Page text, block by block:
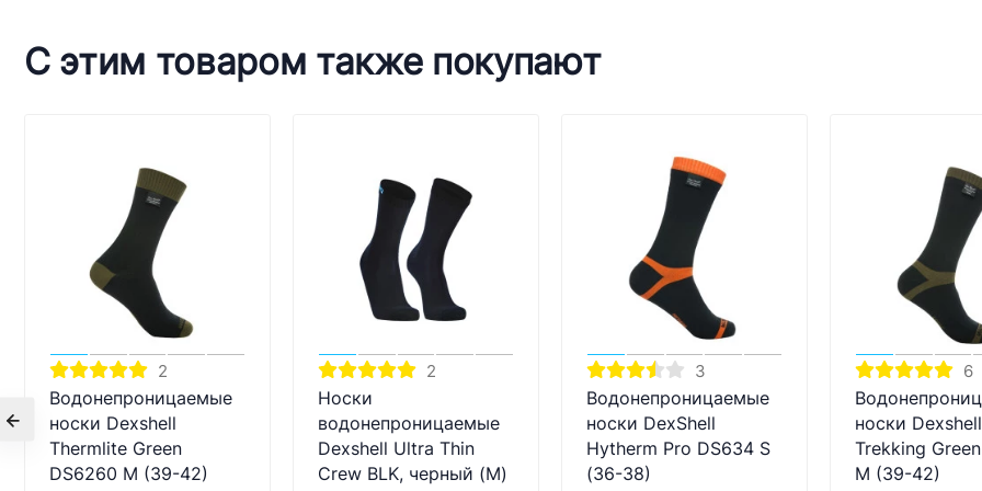
С этим товаром также покупают
2
Водонепроницаемые
носки Dexshell
Thermlite Green
DS6260 M (39-42)
2
Носки
водонепроницаемые
Dexshell Ultra Thin
Crew BLK, черный (M)
3
Водонепроницаемые
носки DexShell
Hytherm Pro DS634 S
(36-38)
6
носки Dexshell
Trekking
M (39-42)